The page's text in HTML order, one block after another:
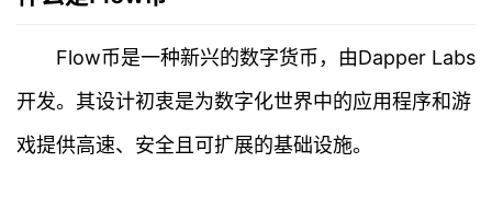
Flow币是一种新兴的数字货币，由Dapper Labs
开发。其设计初衷是为数字化世界中的应用程序和游
戏提供高速、安全且可扩展的基础设施。